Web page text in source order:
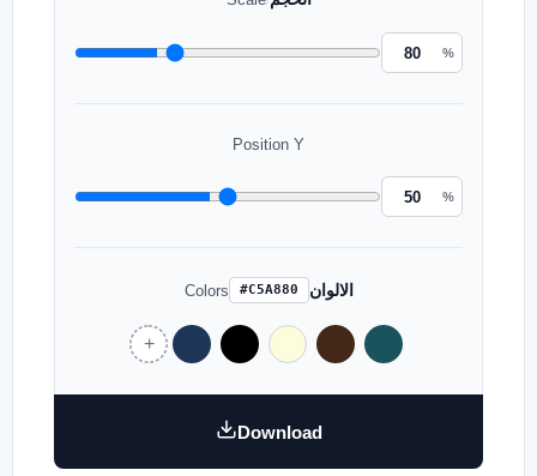
%
Position Y
%
Colors #C5A880 الالوان
Download